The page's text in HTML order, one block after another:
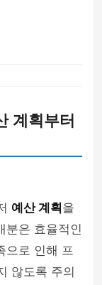
계획부터
예산 계획 을
분은 효율적인
으로 인해 프
않도록 주의